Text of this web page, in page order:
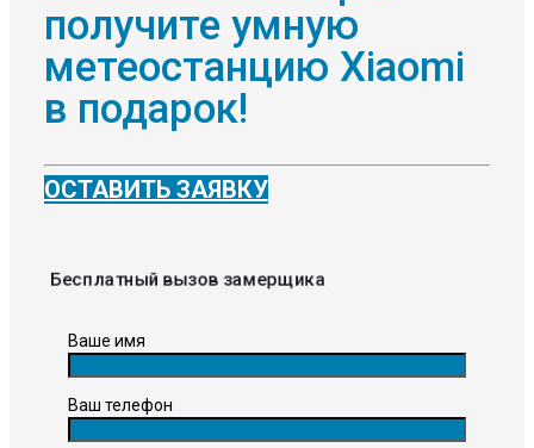
получите умную
метеостанцию Xiaomi
в подарок!
ОСТАВИТЬ ЗАЯВКУ
Бесплатный вызов замерщика
Ваше имя
Ваш телефон